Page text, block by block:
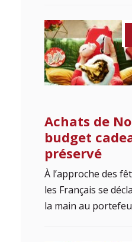
Achats de
budget
préservé
À l’approche des
les Français se
la main au